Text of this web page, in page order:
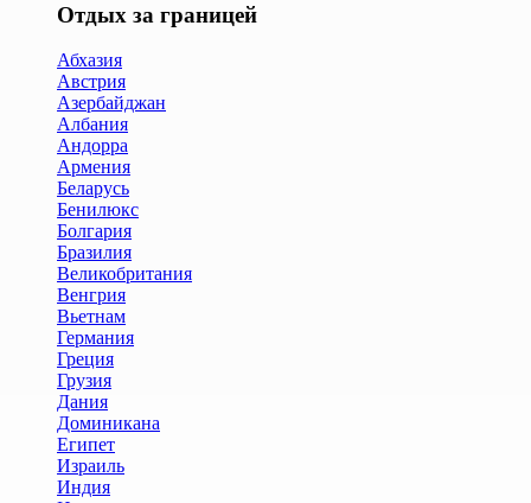
Отдых за границей
Абхазия
Австрия
Азербайджан
Албания
Андорра
Армения
Беларусь
Бенилюкс
Болгария
Бразилия
Великобритания
Венгрия
Вьетнам
Германия
Греция
Грузия
Дания
Доминикана
Египет
Израиль
Индия